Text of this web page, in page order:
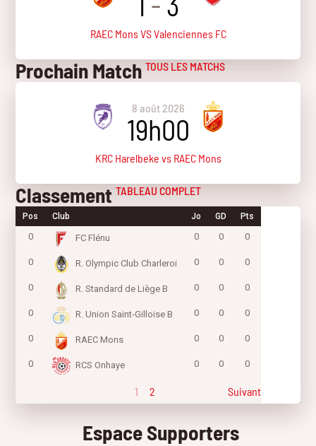
RAEC Mons VS Valenciennes FC
Prochain Match TOUS LES MATCHS
8 août 2026
19h00
KRC Harelbeke vs RAEC Mons
Classement TABLEAU COMPLET
Pos Club Jo GD Pts
0 FC Flénu 0 0 0
0 R. Olympic Club Charleroi 0 0 0
0 R. Standard de Liège B 0 0 0
0 R. Union Saint-Gilloise B 0 0 0
0 RAEC Mons 0 0 0
0 RCS Onhaye 0 0 0
1 2 Suivant
Espace Supporters